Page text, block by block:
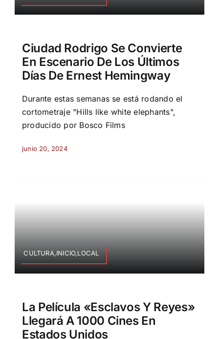
Ciudad Rodrigo Se Convierte
En Escenario De Los Últimos
Días De Ernest Hemingway
Durante estas semanas se está rodando el
cortometraje "Hills like white elephants",
producido por Bosco Films
junio 20, 2024
CULTURA,INICIO,LOCAL
La Película «Esclavos Y Reyes»
Llegará A 1000 Cines En
Estados Unidos